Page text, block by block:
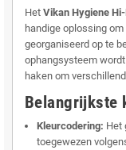
Het Vikan Hygiene
handige oplossing
georganiseerd op te
ophangsysteem
haken om
Belangrijkste
Kleurcodering: Het
toegewezen